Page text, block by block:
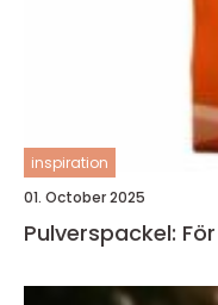
inspiration
01. October 2025
Pulverspackel: